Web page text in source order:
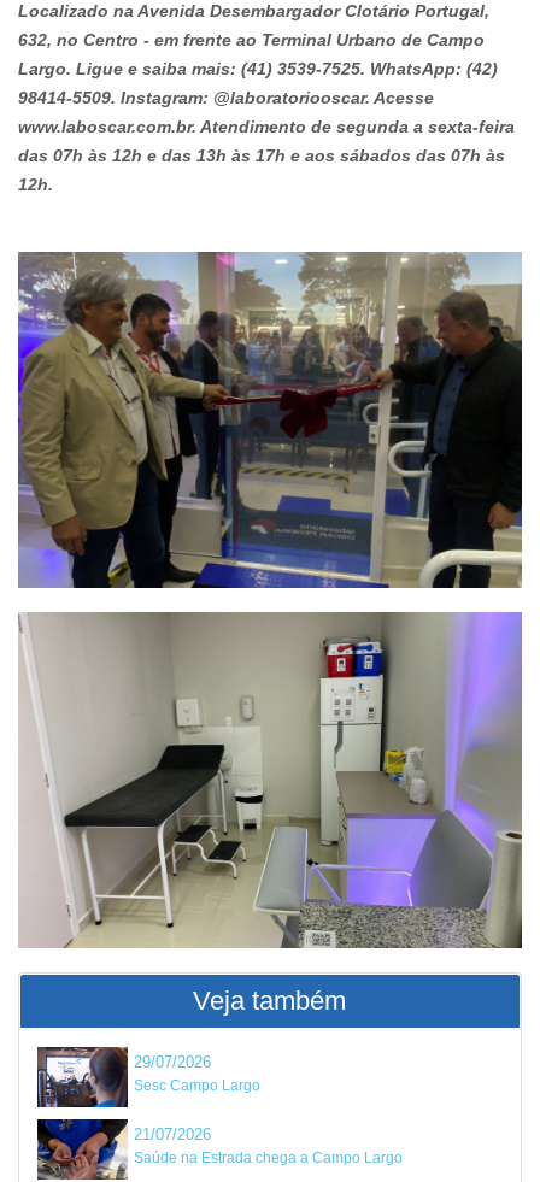
Localizado na Avenida Desembargador Clotário Portugal,
632, no Centro - em frente ao Terminal Urbano de Campo
Largo. Ligue e saiba mais: (41) 3539-7525. WhatsApp: (42)
98414-5509. Instagram: @laboratoriooscar. Acesse
www.laboscar.com.br. Atendimento de segunda a sexta-feira
das 07h às 12h e das 13h às 17h e aos sábados das 07h às
12h.
Veja também
29/07/2026
Sesc Campo Largo
21/07/2026
Saúde na Estrada chega a Campo Largo